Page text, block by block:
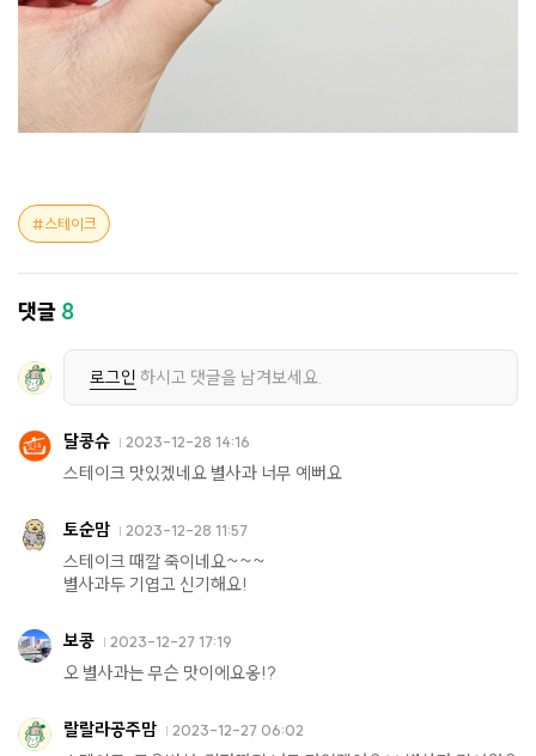
스테이크
댓글 8
로그인 하시고 댓글을 남겨보세요.
달콩슈 2023-12-28 14:16
스테이크 맛있겠네요 별사과 너무 예뻐요
토순맘 2023-12-28 11:57
스테이크 때깔 죽이네요~~~
별사과두 기엽고 신기해요!
보콩 2023-12-27 17:19
오 별사과는 무슨 맛이에요옹!?
랄랄라공주맘 2023-12-27 06:02